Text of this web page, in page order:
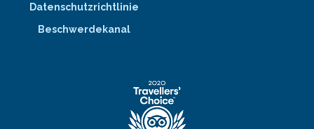
Datenschutzrichtlinie
Beschwerdekanal